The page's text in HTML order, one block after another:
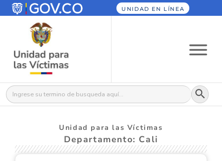
UNIDAD EN LÍNEA
Buscar: Botón
Unidad para las Víctimas
Departamento: Cali